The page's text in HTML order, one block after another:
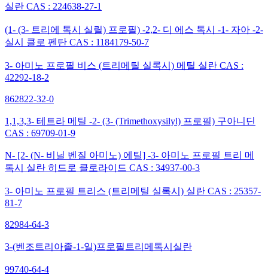
실란 CAS : 224638-27-1
(1- (3- 트리에 톡시 실릴) 프로필) -2,2- 디 에스 톡시 -1- 자아 -2-
실시 클로 펜탄 CAS : 1184179-50-7
3- 아미노 프로필 비스 (트리메틸 실록시) 메틸 실란 CAS :
42292-18-2
862822-32-0
1,1,3,3- 테트라 메틸 -2- (3- (Trimethoxysilyl) 프로필) 구아니딘
CAS : 69709-01-9
N- [2- (N- 비닐 벤질 아미노) 에틸] -3- 아미노 프로필 트리 메
톡시 실란 히드로 클로라이드 CAS : 34937-00-3
3- 아미노 프로필 트리스 (트리메틸 실록시) 실란 CAS : 25357-
81-7
82984-64-3
3-(벤조트리아졸-1-일)프로필트리메톡시실란
99740-64-4